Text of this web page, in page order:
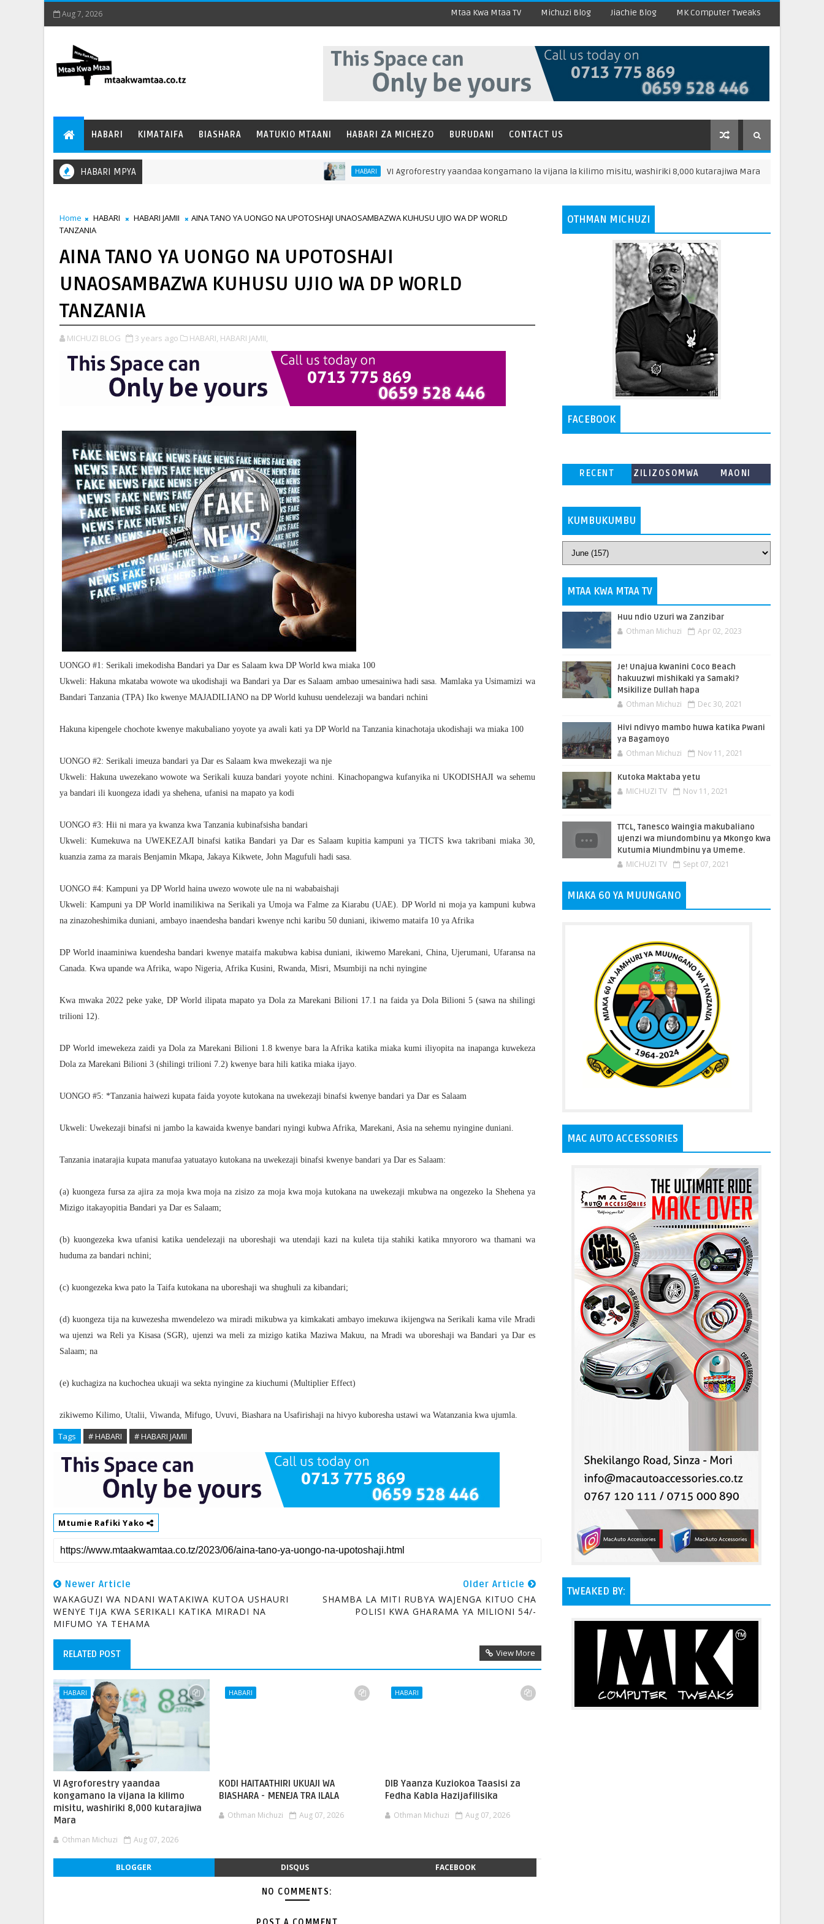
Aug 7, 2026 Mtaa Kwa Mtaa TV Michuzi Blog Jiachie Blog MK Computer Tweaks
HABARI KIMATAIFA BIASHARA MATUKIO MTAANI HABARI ZA MICHEZO BURUDANI CONTACT US
HABARI MPYA HABARI VI Agroforestry yaandaa kongamano la vijana la kilimo misitu, washiriki 8,000 kutarajiwa Mara
Home HABARI HABARI JAMII
AINA TANO YA UONGO NA UPOTOSHAJI UNAOSAMBAZWA KUHUSU UJIO WA DP WORLD
TANZANIA
AINA TANO YA UONGO NA UPOTOSHAJI
UNAOSAMBAZWA KUHUSU UJIO WA DP WORLD
TANZANIA
MICHUZI BLOG 3 years ago HABARI, HABARI JAMII,
UONGO #1: Serikali imekodisha Bandari ya Dar es Salaam kwa DP World kwa miaka 100
Ukweli: Hakuna mkataba wowote wa ukodishaji wa Bandari ya Dar es Salaam ambao umesainiwa hadi sasa. Mamlaka ya Usimamizi wa
Bandari Tanzania (TPA) Iko kwenye MAJADILIANO na DP World kuhusu uendelezaji wa bandari nchini
Hakuna kipengele chochote kwenye makubaliano yoyote ya awali kati ya DP World na Tanzania kinachotaja ukodishaji wa miaka 100
UONGO #2: Serikali imeuza bandari ya Dar es Salaam kwa mwekezaji wa nje
Ukweli: Hakuna uwezekano wowote wa Serikali kuuza bandari yoyote nchini. Kinachopangwa kufanyika ni UKODISHAJI wa sehemu
ya bandari ili kuongeza idadi ya shehena, ufanisi na mapato ya kodi
UONGO #3: Hii ni mara ya kwanza kwa Tanzania kubinafsisha bandari
Ukweli: Kumekuwa na UWEKEZAJI binafsi katika Bandari ya Dar es Salaam kupitia kampuni ya TICTS kwa takribani miaka 30,
kuanzia zama za marais Benjamin Mkapa, Jakaya Kikwete, John Magufuli hadi sasa.
UONGO #4: Kampuni ya DP World haina uwezo wowote ule na ni wababaishaji
Ukweli: Kampuni ya DP World inamilikiwa na Serikali ya Umoja wa Falme za Kiarabu (UAE). DP World ni moja ya kampuni kubwa
na zinazoheshimika duniani, ambayo inaendesha bandari kwenye nchi karibu 50 duniani, ikiwemo mataifa 10 ya Afrika
DP World inaaminiwa kuendesha bandari kwenye mataifa makubwa kabisa duniani, ikiwemo Marekani, China, Ujerumani, Ufaransa na
Canada. Kwa upande wa Afrika, wapo Nigeria, Afrika Kusini, Rwanda, Misri, Msumbiji na nchi nyingine
Kwa mwaka 2022 peke yake, DP World ilipata mapato ya Dola za Marekani Bilioni 17.1 na faida ya Dola Bilioni 5 (sawa na shilingi
trilioni 12).
DP World imewekeza zaidi ya Dola za Marekani Bilioni 1.8 kwenye bara la Afrika katika miaka kumi iliyopita na inapanga kuwekeza
Dola za Marekani Bilioni 3 (shilingi trilioni 7.2) kwenye bara hili katika miaka ijayo.
UONGO #5: *Tanzania haiwezi kupata faida yoyote kutokana na uwekezaji binafsi kwenye bandari ya Dar es Salaam
Ukweli: Uwekezaji binafsi ni jambo la kawaida kwenye bandari nyingi kubwa Afrika, Marekani, Asia na sehemu nyingine duniani.
Tanzania inatarajia kupata manufaa yatuatayo kutokana na uwekezaji binafsi kwenye bandari ya Dar es Salaam:
(a) kuongeza fursa za ajira za moja kwa moja na zisizo za moja kwa moja kutokana na uwekezaji mkubwa na ongezeko la Shehena ya
Mizigo itakayopitia Bandari ya Dar es Salaam;
(b) kuongezeka kwa ufanisi katika uendelezaji na uboreshaji wa utendaji kazi na kuleta tija stahiki katika mnyororo wa thamani wa
huduma za bandari nchini;
(c) kuongezeka kwa pato la Taifa kutokana na uboreshaji wa shughuli za kibandari;
(d) kuongeza tija na kuwezesha mwendelezo wa miradi mikubwa ya kimkakati ambayo imekuwa ikijengwa na Serikali kama vile Mradi
wa ujenzi wa Reli ya Kisasa (SGR), ujenzi wa meli za mizigo katika Maziwa Makuu, na Mradi wa uboreshaji wa Bandari ya Dar es
Salaam; na
(e) kuchagiza na kuchochea ukuaji wa sekta nyingine za kiuchumi (Multiplier Effect)
zikiwemo Kilimo, Utalii, Viwanda, Mifugo, Uvuvi, Biashara na Usafirishaji na hivyo kuboresha ustawi wa Watanzania kwa ujumla.
Tags # HABARI # HABARI JAMII
Mtumie Rafiki Yako
Newer Article
WAKAGUZI WA NDANI WATAKIWA KUTOA USHAURI
WENYE TIJA KWA SERIKALI KATIKA MIRADI NA
MIFUMO YA TEHAMA
Older Article
SHAMBA LA MITI RUBYA WAJENGA KITUO CHA
POLISI KWA GHARAMA YA MILIONI 54/-
RELATED POST View More
HABARI
VI Agroforestry yaandaa
kongamano la vijana la kilimo
misitu, washiriki 8,000 kutarajiwa
Mara
Othman Michuzi Aug 07, 2026
HABARI
KODI HAITAATHIRI UKUAJI WA
BIASHARA - MENEJA TRA ILALA
Othman Michuzi Aug 07, 2026
HABARI
DIB Yaanza Kuziokoa Taasisi za
Fedha Kabla Hazijafilisika
Othman Michuzi Aug 07, 2026
BLOGGER DISQUS FACEBOOK
NO COMMENTS:
OTHMAN MICHUZI
FACEBOOK
RECENT
ZILIZOSOMWA
MAONI
KUMBUKUMBU
MTAA KWA MTAA TV
Huu ndio Uzuri wa Zanzibar
Othman Michuzi Apr 02, 2023
Je! Unajua kwanini Coco Beach
hakuuzwi mishikaki ya Samaki?
Msikilize Dullah hapa
Othman Michuzi Dec 30, 2021
Hivi ndivyo mambo huwa katika Pwani
ya Bagamoyo
Othman Michuzi Nov 11, 2021
Kutoka Maktaba yetu
MICHUZI TV Nov 11, 2021
TTCL, Tanesco Waingia makubaliano
ujenzi wa miundombinu ya Mkongo kwa
Kutumia Miundmbinu ya Umeme.
MICHUZI TV Sept 07, 2021
MIAKA 60 YA MUUNGANO
MAC AUTO ACCESSORIES
TWEAKED BY: